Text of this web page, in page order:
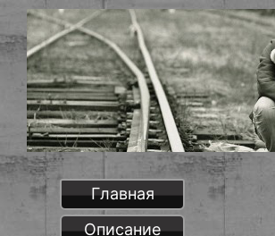
Главная
Описание